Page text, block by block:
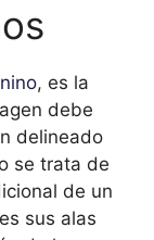
, es la
debe
delineado
se trata de
de un
sus alas